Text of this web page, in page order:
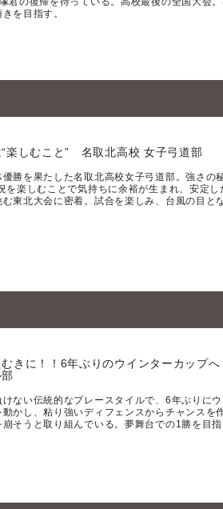
を目指す。
楽しむこと” 名取北高校 女子弓道部
勝を果たした名取北高校女子弓道部。強さの
を楽しむことで気持ちに余裕が生まれ、安定し
東北大会に密着。試合を楽しみ、台風の目と
きに！！6年ぶりのウインターカップ
ない伝統的なプレースタイルで、6年ぶりに
動かし、粘り強いディフェンスからチャンスを
崩そうと取り組んでいる。夢舞台での1勝を目